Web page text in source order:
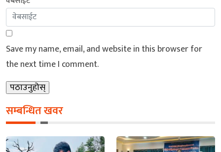
Save my name, email, and website in this browser for
the next time I comment.
सम्बन्धित खवर